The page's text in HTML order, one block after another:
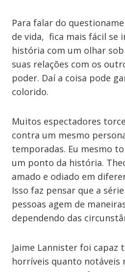
Para falar do
de vida, fica mais fácil se
história com um olhar
suas relações com os
poder. Daí a coisa pode
colorido.
Muitos espectadores
contra um mesmo
temporadas. Eu mesmo
um ponto da história.
amado e odiado em
Isso faz pensar que a
pessoas agem de
dependendo das
Jaime Lannister foi capaz
horríveis quanto notáveis